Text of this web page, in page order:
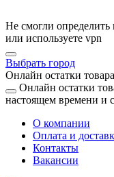
Не смогли
или используете vpn
Выбрать город
Онлайн остатки товара
Онлайн остатки
настоящем времени и
О компании
Оплата и
Контакты
Вакансии